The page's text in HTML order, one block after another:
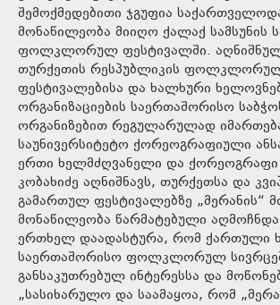
შემოქმედებითი ჯგუფია
მონაწილეობა მიიღო ქალაქ სამსუნის
ფოლკლორულ ფესტივალში.
თურქეთის რესპუბლიკის
ფესტივალებისა და ხალხური
ორგანიზაციების საერთაშორისო
ორგანიზებით რეგულარულად
საუნივერსიტეტო ქორეოგრაფიული
ერთი ხელმძღვანელი და ქორეოგრაფი
კობახიძე აღნიშნავს, თურქეთსა და
გამართულ ფესტივალებზე „მერანის“
მონაწილეობა წარმატებული
ერთხელ დაადასტურა, რომ ქართული
საერთაშორისო ფოლკლორულ
განსაკუთრებულ ინტერესსა და
„სასიხარულო და საამაყოა, რომ